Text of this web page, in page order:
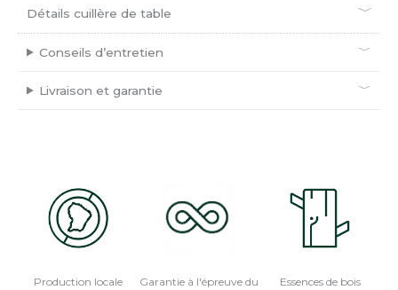
Détails cuillère de table
Conseils d’entretien
Livraison et garantie
Production locale
Garantie à l'épreuve du
Essences de bois